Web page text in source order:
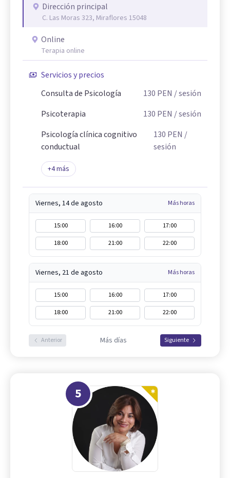
Dirección principal
C. Las Moras 323, Miraflores 15048
Online
Terapia online
Servicios y precios
Consulta de Psicología
130 PEN / sesión
Psicoterapia
130 PEN / sesión
Psicología clínica cognitivo
conductual
130 PEN /
sesión
+4más
Viernes, 14 de agosto Más horas
15:00 16:00
17:00
18:00
21:00 22:00
Viernes, 21 de agosto Más horas
15:00 16:00
17:00
18:00
21:00 22:00
Anterior Más días Siguiente
5